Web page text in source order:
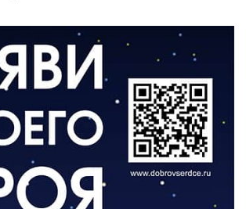
для ветеранов СВО
выплатой